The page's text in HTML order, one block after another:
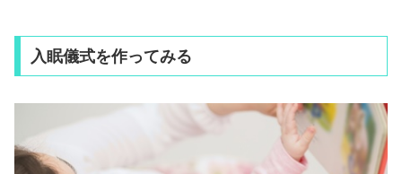
入眠儀式を作ってみる